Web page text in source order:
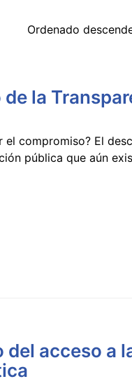
Ordenado
la
el compromiso? El
pública que aún
del acceso a